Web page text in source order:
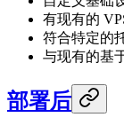
有现有的
符合特定的
与现有的基
部署后